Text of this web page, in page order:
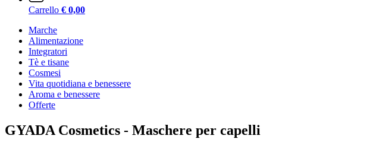
Carrello € 0,00
Marche
Alimentazione
Integratori
Tè e tisane
Cosmesi
Vita quotidiana e benessere
Aroma e benessere
Offerte
GYADA Cosmetics - Maschere per capelli